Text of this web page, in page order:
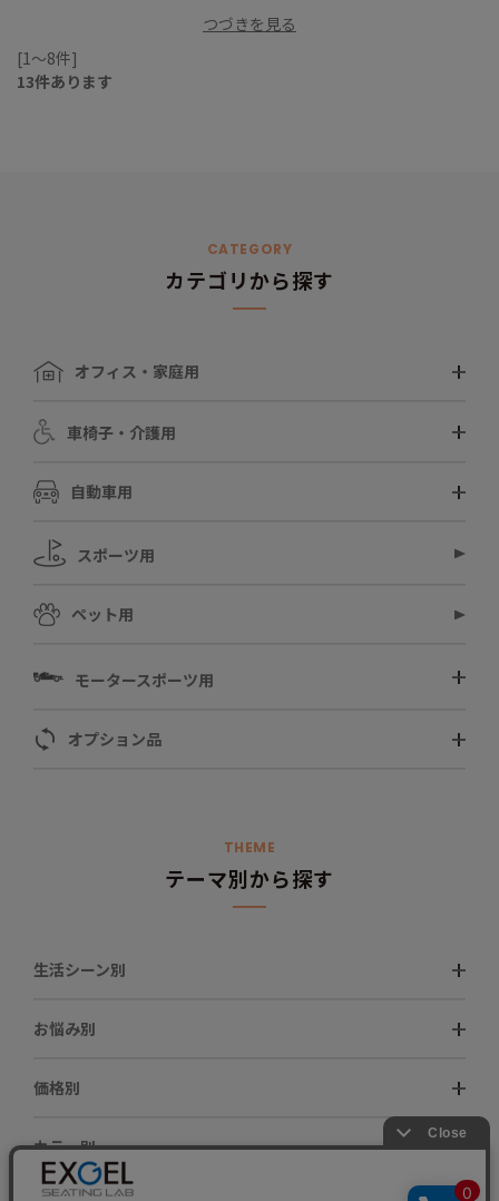
つづきを見る
[1～8件]
13件あります
CATEGORY
カテゴリから探す
オフィス・家庭用
車椅子・介護用
自動車用
スポーツ用
ペット用
モータースポーツ用
オプション品
THEME
テーマ別から探す
生活シーン別
お悩み別
価格別
カラー別